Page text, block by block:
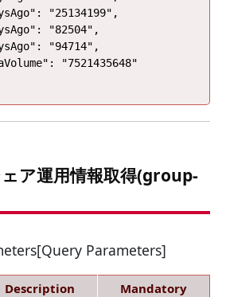
"25134199",
"82504",
"94714",
"7521435648"
ア運用情報取得(group-
Parameters]
Description
Mandatory